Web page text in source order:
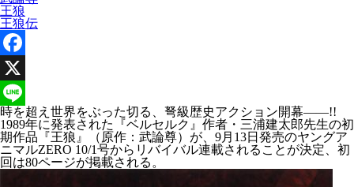
王狼
王狼伝
Facebook
X
Line
時を超え世界をぶった切る、弩級歴史アクション開幕――!!
1989年に発表された『ベルセルク』作者・三浦建太郎先生の初
期作品『王狼』（原作：武論尊）が、9月13日発売のヤングア
ニマルZERO 10/1号からリバイバル連載されることが決定、初
回は80ページが掲載される。